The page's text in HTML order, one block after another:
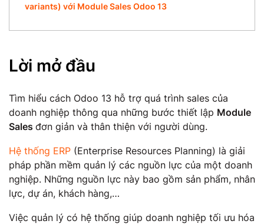
variants) với Module Sales Odoo 13
Lời mở đầu
Tìm hiểu cách Odoo 13 hỗ trợ quá trình sales của
doanh nghiệp thông qua những bước thiết lập Module
Sales đơn giản và thân thiện với người dùng.
Hệ thống ERP (Enterprise Resources Planning) là giải
pháp phần mềm quản lý các nguồn lực của một doanh
nghiệp. Những nguồn lực này bao gồm sản phẩm, nhân
lực, dự án, khách hàng,…
Việc quản lý có hệ thống giúp doanh nghiệp tối ưu hóa